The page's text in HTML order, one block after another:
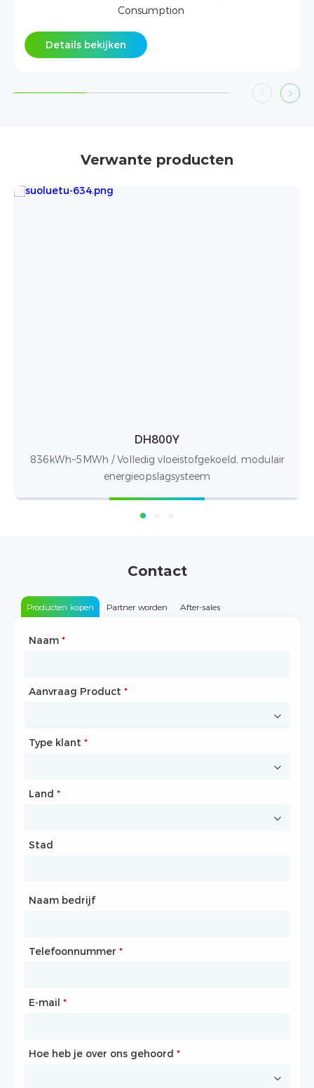
Consumption
Details bekijken
Verwante producten
DH200Y
100kW/232kWh / Ondersteunt tot 10 eenheden parallel
Contact
Producten kopen Partner worden After-sales
Naam *
Aanvraag Product *
Type klant *
Land *
Stad
Naam bedrijf
Telefoonnummer *
E-mail *
Hoe heb je over ons gehoord *
Type samenwerking
Naam*
Bedrijfsnaam
Officiële website
Land
Stad
E-mail*
Telefoon
Hoe heeft u over ons gehoord